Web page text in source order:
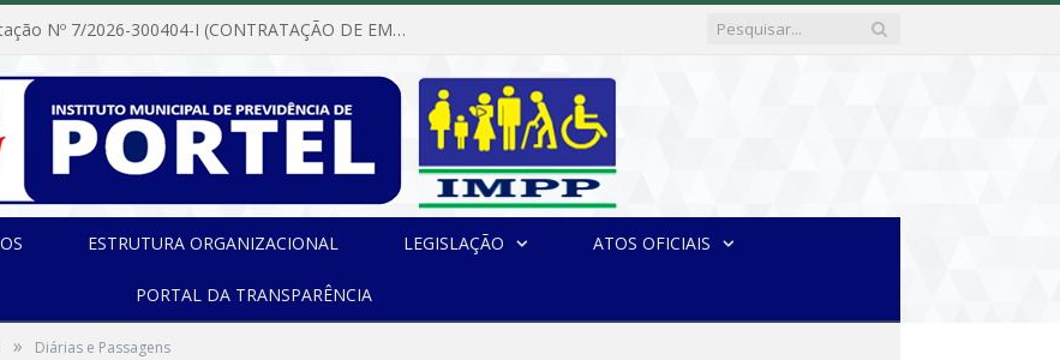
Dispensa de Licitação Nº 7/2026-300404-I (CONTRATAÇÃO DE EMPRESA PARA MANUTENÇÃO E REPARAÇÃO DE APARELHOS DE AR CONDICIONADO, EM ATENDIMENTO ÀS NECESSIDADES DO INSTITUTO DE PREVIDÊNCIA MUNICIPAL DE PORTEL/PA)
ESTRUTURA ORGANIZACIONAL LEGISLAÇÃO ATOS OFICIAIS
PORTAL DA TRANSPARÊNCIA
» Diárias e Passagens